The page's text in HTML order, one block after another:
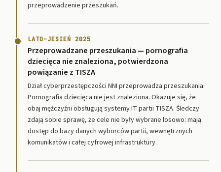
przeprowadzenie przeszukań.
LATO–JESIEŃ 2025
Przeprowadzane przeszukania — pornografia
dziecięca nie znaleziona, potwierdzona
powiązanie z TISZA
Dział cyberprzestępczości NNI przeprowadza przeszukania.
Pornografia dziecięca nie jest znaleziona. Okazuje się, że
obaj mężczyźni obsługują systemy IT partii TISZA. Śledczy
zdają sobie sprawę, że cele nie były wybrane losowo: mają
dostęp do bazy danych wyborców partii, wewnętrznych
komunikatów i całej cyfrowej infrastruktury.